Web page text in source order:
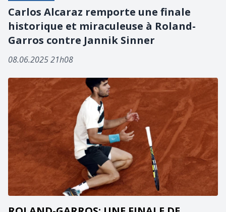
Carlos Alcaraz remporte une finale
historique et miraculeuse à Roland-
Garros contre Jannik Sinner
08.06.2025 21h08